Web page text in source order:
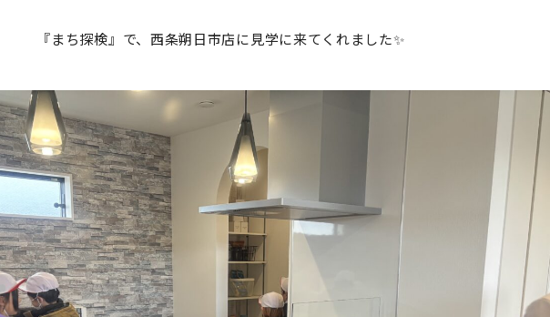
『まち探検』で、西条朔日市店に見学に来てくれました✨